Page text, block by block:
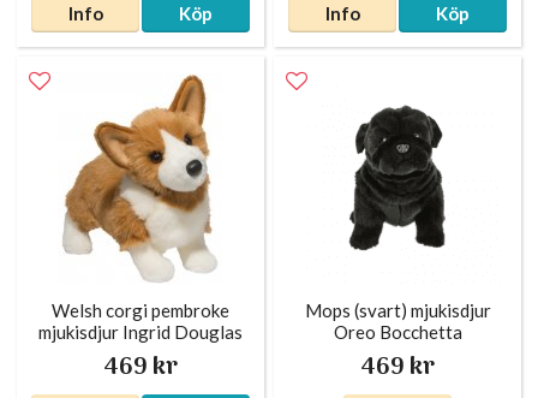
Info Köp Info Köp
Welsh corgi pembroke
mjukisdjur Ingrid Douglas
469 kr
Mops (svart) mjukisdjur
Oreo Bocchetta
469 kr